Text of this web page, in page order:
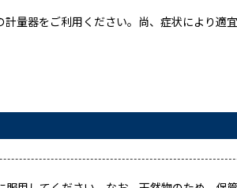
量器をご利用ください。尚、症状により適宜